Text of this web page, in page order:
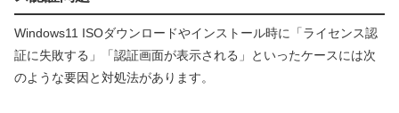
Windows11 ISOダウンロードやインストール時に「ライセンス認
証に失敗する」「認証画面が表示される」といったケースには次
のような要因と対処法があります。